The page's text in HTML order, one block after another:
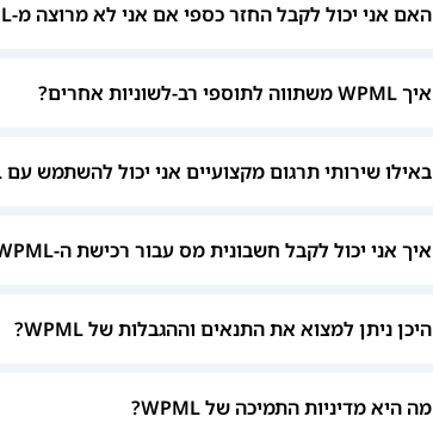
האם אני יכול לקבל החזר כספי אם אני לא מרוצה מ-WPML?
איך WPML משתווה לתוספי רב-לשוניות אחרים?
באילו שירותי תרגום מקצועיים אני יכול להשתמש עם WPML?
איך אני יכול לקבל חשבונית מס עבור רכישת ה-WPML שלי?
היכן ניתן למצוא את התנאים וההגבלות של WPML?
מה היא מדיניות התמיכה של WPML?